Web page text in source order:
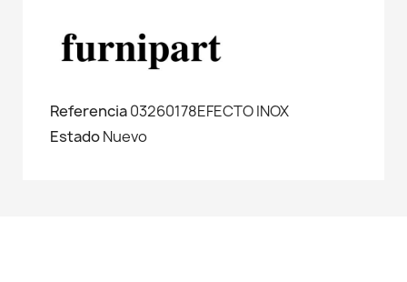
Referencia03260178EFECTO INOX
EstadoNuevo